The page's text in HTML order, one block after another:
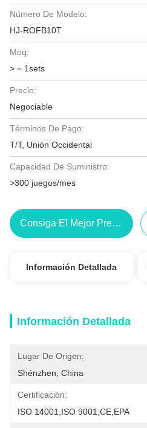
Número De Modelo:
HJ-ROFB10T
Moq:
> = 1sets
Precio:
Negociable
Términos De Pago:
T/T, Unión Occidental
Capacidad De Suministro:
>300 juegos/mes
Consiga El Mejor Precio
Información Detallada
Información Detallada
Lugar De Origen:
Shénzhen, China
Certificación:
ISO 14001,ISO 9001,CE,EPA